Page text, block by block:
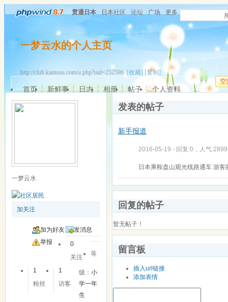
贯通日本 日本社区 论坛 广场 更多
一梦云水的个人主页
http://club.kantsuu.com/u.php?uid=252596[收藏] [复制]
空
首页 新鲜事 日志 相册 帖子 个人资料
一梦云水
加关注
加为好友
发消息
举报
0
关注
1
粉丝
1
访客
等
级：小
学一年
生
发表的帖子
新手报道
2016-05-19 - 回复:0，人气
日本乘鞍盘山观光线路通车 游
回复的帖子
暂无帖子！
留言板
插入url链接
添加表情